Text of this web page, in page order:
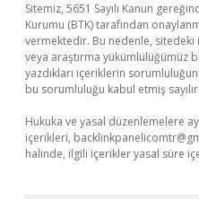
Sitemiz, 5651 Sayılı Kanun
Kurumu (BTK) tarafından
vermektedir. Bu nedenle,
veya araştırma yükümlülüğümüz
yazdıkları içeriklerin
bu sorumluluğu kabul etmiş
Hukuka ve yasal düzenlemelere
içerikleri,
halinde, ilgili içerikler yasal süre